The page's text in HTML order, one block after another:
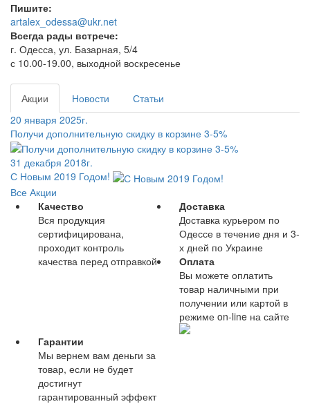
Пишите:
artalex_odessa@ukr.net
Всегда рады встрече:
г. Одесса, ул. Базарная, 5/4
с 10.00-19.00, выходной воскресенье
Акции Новости
Статьи
20 января 2025г.
Получи дополнительную скидку в корзине 3-5%
31 декабря 2018г.
С Новым 2019 Годом!
Все Акции
Качество
Вся продукция
сертифицирована,
проходит контроль
качества перед отправкой
Доставка
Доставка курьером по
Одессе в течение дня и 3-
х дней по Украине
Оплата
Вы можете оплатить
товар наличными при
получении или картой в
режиме on-line на сайте
Гарантии
Мы вернем вам деньги за
товар, если не будет
достигнут
гарантированный эффект